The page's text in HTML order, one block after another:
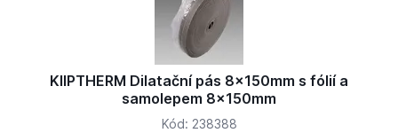
KIIPTHERM Dilatační pás 8x150mm s fólií a
samolepem 8x150mm
Kód: 238388